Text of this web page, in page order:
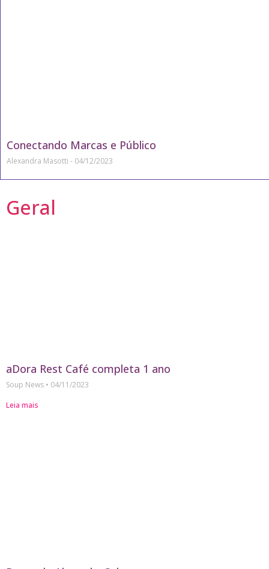
Conectando Marcas e Público
Alexandra Masotti 04/12/2023
Geral
aDora Rest Café completa 1 ano
Soup News
04/11/2023
Leia mais